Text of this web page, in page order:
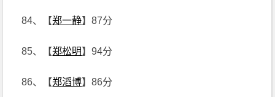
84、【郑一静】87分
85、【郑松明】94分
86、【郑滔博】86分